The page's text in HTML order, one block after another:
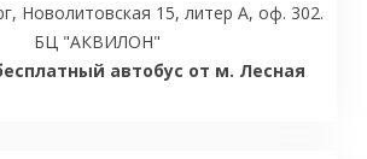
Новолитовская 15, литер А, оф. 302.
БЦ "АКВИЛОН"
автобус от м. Лесная